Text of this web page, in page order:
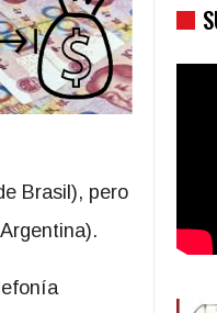
Brasil), pero